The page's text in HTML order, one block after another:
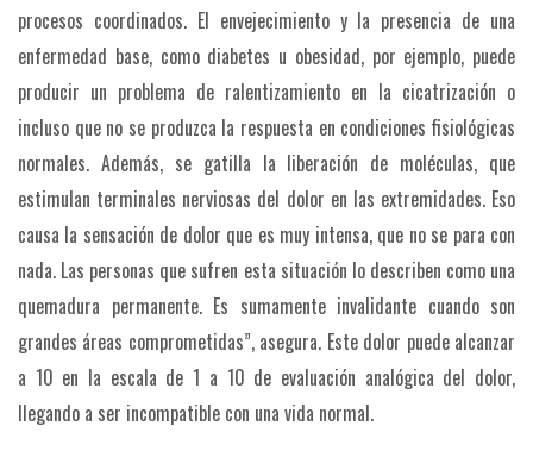
procesos coordinados. El envejecimiento y la presencia de una
enfermedad base, como diabetes u obesidad, por ejemplo, puede
producir un problema de ralentizamiento en la cicatrización o
incluso que no se produzca la respuesta en condiciones fisiológicas
normales. Además, se gatilla la liberación de moléculas, que
estimulan terminales nerviosas del dolor en las extremidades. Eso
causa la sensación de dolor que es muy intensa, que no se para con
nada. Las personas que sufren esta situación lo describen como una
quemadura permanente. Es sumamente invalidante cuando son
grandes áreas comprometidas”, asegura. Este dolor puede alcanzar
a 10 en la escala de 1 a 10 de evaluación analógica del dolor,
llegando a ser incompatible con una vida normal.